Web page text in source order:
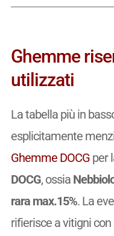
Ghemme
utilizzati
La tabella più in
esplicitamente
Ghemme DOCGper
DOCG, ossia
rara max.15%. La
rifierisce a vitigni